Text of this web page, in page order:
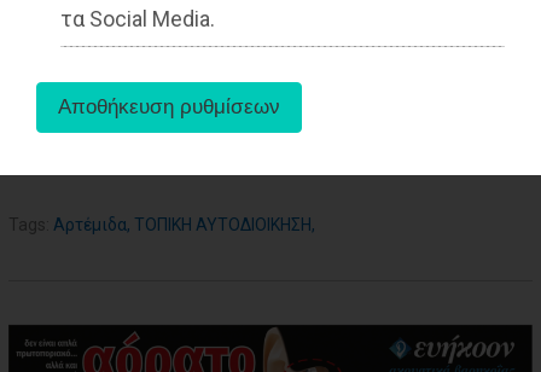
τα Social Media.
Tags: Αρτέμιδα, ΤΟΠΙΚΗ ΑΥΤΟΔΙΟΙΚΗΣΗ,